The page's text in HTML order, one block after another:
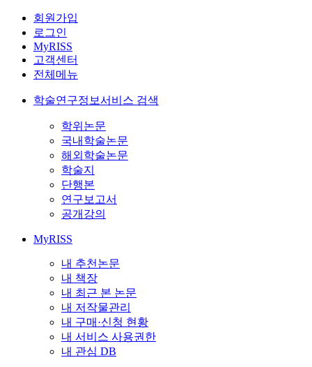
회원가입
로그인
MyRISS
고객센터
전체메뉴
학술연구정보서비스 검색
학위논문
국내학술논문
해외학술논문
학술지
단행본
연구보고서
공개강의
MyRISS
내 추천논문
내 책장
내 최근 본 논문
내 저작물관리
내 구매·신청 현황
내 서비스 사용권한
내 관심 DB